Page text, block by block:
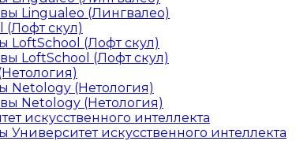
Lingualeo (Лингвалео)
(Лофт скул)
LoftSchool (Лофт скул)
LoftSchool (Лофт скул)
Netology (Нетология)
Netology (Нетология)
искусственного интеллекта
Университет искусственного интеллекта